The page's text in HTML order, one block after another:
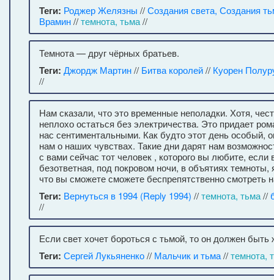
Теги: Роджер Желязны //Создания света, Создания
Врамин//темнота, тьма//
Темнота — друг чёрных братьев.
Теги: Джордж Мартин// Битва королей// Куорен
//
Нам сказали, что это временные неполадки. Хотя,
неплохо остаться без электричества. Это придает
нас сентиментальными. Как будто этот день особый,
нам о наших чувствах. Такие дни дарят нам
с вами сейчас тот человек , которого вы любите,
безответная, под покровом ночи, в объятиях темноты,
что вы сможете сможете беспрепятственно смотреть
Теги: Вернуться в 1994 (Reply 1994) //темнота, тьма//
//
Если свет хочет бороться с тьмой, то он должен быть
Теги: Сергей Лукьяненко// Мальчик и тьма//темнота,